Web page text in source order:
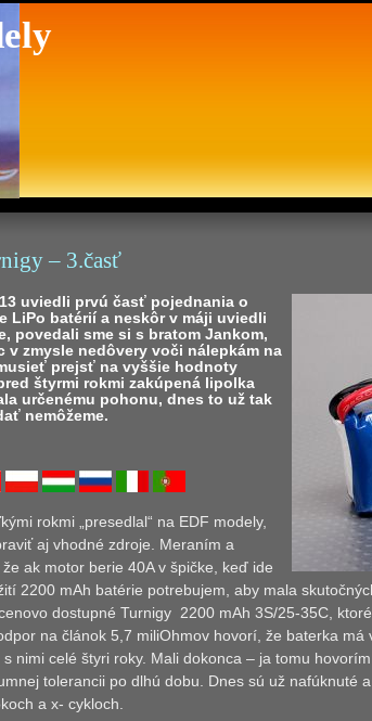
– 3.časť
uviedli prvú časť pojednania o
LiPo batérií a neskôr v máji uviedli
povedali sme si s bratom Jankom,
v zmysle nedôvery voči nálepkám na
prejsť na vyššie hodnoty
štyrmi rokmi zakúpená lipolka
určenému pohonu, dnes to už tak
nemôžeme.
rokmi „presedlal“ na EDF modely,
aj vhodné zdroje. Meraním a
ak motor berie 40A v špičke, keď ide
2200 mAh batérie potrebujem, aby mala
dostupné Turnigy 2200 mAh 3S/25-35C,
na článok 5,7 miliOhmov hovorí, že baterka má
nimi celé štyri roky. Mali dokonca – ja tomu
tolerancii po dlhú dobu. Dnes sú už nafúknuté
a x- cykloch.